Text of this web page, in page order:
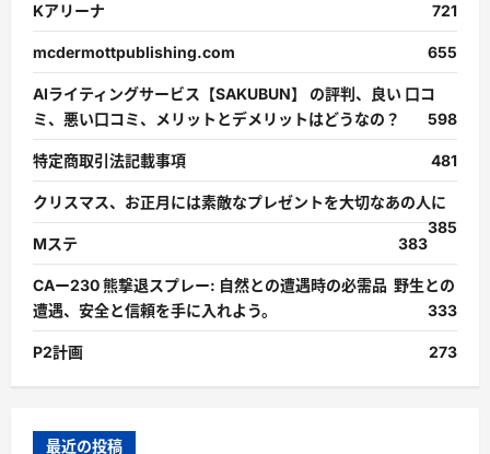
Kアリーナ 721
mcdermottpublishing.com 655
AIライティングサービス【SAKUBUN】 の評判、良い 口コ
ミ、悪い口コミ、メリットとデメリットはどうなの？
598
特定商取引法記載事項 481
クリスマス、お正月には素敵なプレゼントを大切なあの人に
385
Mステ
383
CAー230 熊撃退スプレー: 自然との遭遇時の必需品 野生との
遭遇、安全と信頼を手に入れよう。
333
P2計画 273
最近の投稿